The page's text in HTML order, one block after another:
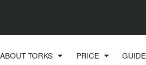
ABOUT TORKS PRICE GUIDE